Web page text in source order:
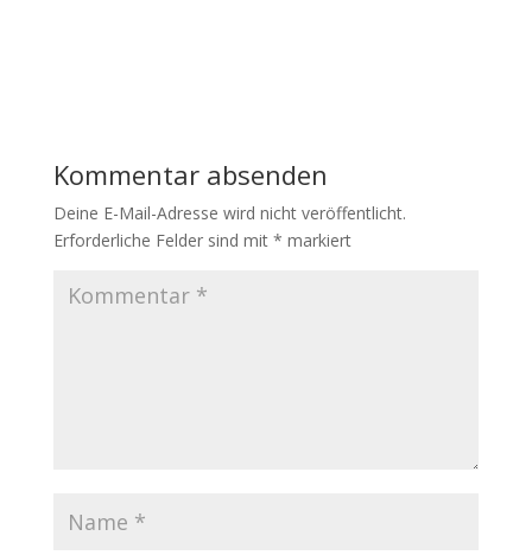
Kommentar absenden
Deine E-Mail-Adresse wird nicht veröffentlicht.
Erforderliche Felder sind mit * markiert